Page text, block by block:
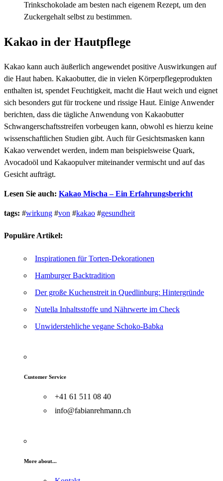
Trinkschokolade am besten nach eigenem Rezept, um den
Zuckergehalt selbst zu bestimmen.
Kakao in der Hautpflege
Kakao kann auch äußerlich angewendet positive Auswirkungen auf
die Haut haben. Kakaobutter, die in vielen Körperpflegeprodukten
enthalten ist, spendet Feuchtigkeit, macht die Haut weich und eignet
sich besonders gut für trockene und rissige Haut. Einige Anwender
berichten, dass die tägliche Anwendung von Kakaobutter
Schwangerschaftsstreifen vorbeugen kann, obwohl es hierzu keine
wissenschaftlichen Studien gibt. Auch für Gesichtsmasken kann
Kakao verwendet werden, indem man beispielsweise Quark,
Avocadoöl und Kakaopulver miteinander vermischt und auf das
Gesicht aufträgt.
Lesen Sie auch: Kakao Mischa – Ein Erfahrungsbericht
tags: #wirkung #von #kakao #gesundheit
Populäre Artikel:
Inspirationen für Torten-Dekorationen
Hamburger Backtradition
Der große Kuchenstreit in Quedlinburg: Hintergründe
Nutella Inhaltsstoffe und Nährwerte im Check
Unwiderstehliche vegane Schoko-Babka
Customer Service
+41 61 511 08 40
info@fabianrehmann.ch
More about...